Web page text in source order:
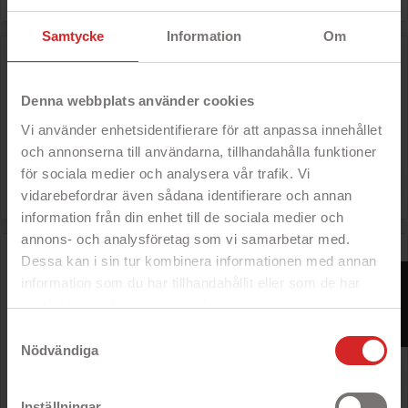
Samtycke Information Om
Denna webbplats använder cookies
Vi använder enhetsidentifierare för att anpassa innehållet
och annonserna till användarna, tillhandahålla funktioner
för sociala medier och analysera vår trafik. Vi
vidarebefordrar även sådana identifierare och annan
information från din enhet till de sociala medier och
annons- och analysföretag som vi samarbetar med.
Dessa kan i sin tur kombinera informationen med annan
information som du har tillhandahållit eller som de har
samlat in när du har använt deras tjänster.
Nödvändiga
till 60W, vit
- USB-C till USB-C
- För laddning eller överföring
- Finns i flera längder
39 kr
Pris
Goobay USB-C till USB-C laddkabel och synkkabel upp
till 60W, svart
- USB 2.0